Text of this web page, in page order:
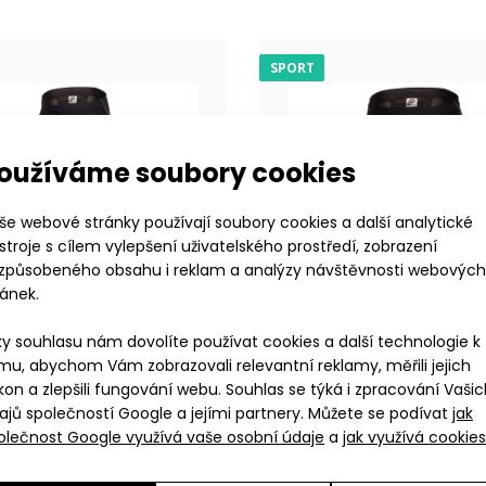
soubory cookies
webové stránky používají soubory cookies a další analytické
s cílem vylepšení uživatelského prostředí, zobrazení
obsahu i reklam a analýzy návštěvnosti webových
souhlasu nám dovolíte používat cookies a další technologie k
abychom Vám zobrazovali relevantní reklamy, měřili jejich
a zlepšili fungování webu. Souhlas se týká i zpracování
společností Google a jejími partnery. Můžete se podívat jak
Google využívá vaše osobní údaje a jak využívá cookies
kraťasy REVOLT RED
Kč
Elastické šortky
stažení, vzadu..
S M L XL XXL
legíny REVOLT RED
SPORT
M L XL XXL
Pánské tříčtvrteční legíny